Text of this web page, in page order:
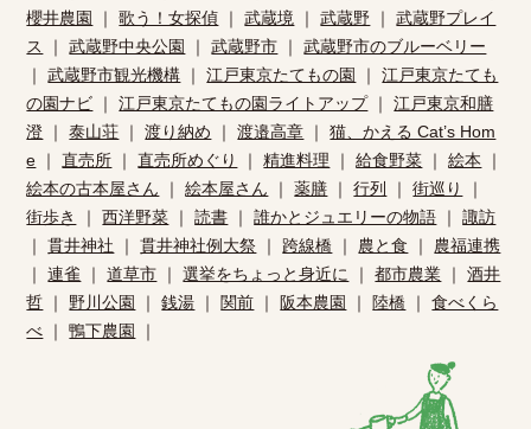
櫻井農園
｜歌う！女探偵 ｜武蔵境 ｜武蔵野 ｜武蔵野プレイ
ス
｜武蔵野中央公園 ｜武蔵野市 ｜武蔵野市のブルーベリー
｜武蔵野市観光機構 ｜江戸東京たてもの園 ｜江戸東京たても
の園ナビ ｜江戸東京たてもの園ライトアップ｜江戸東京和膳
澄 ｜泰山荘 ｜渡り納め ｜渡邉高章 ｜猫、かえる Cat’s Hom
e ｜直売所 ｜直売所めぐり ｜精進料理 ｜給食野菜 ｜絵本 ｜
絵本の古本屋さん ｜絵本屋さん ｜薬膳 ｜行列 ｜街巡り
｜
街歩き
｜西洋野菜 ｜読書 ｜誰かとジュエリーの物語 ｜諏訪
｜貫井神社 ｜貫井神社例大祭 ｜跨線橋 ｜ 農と食 ｜ 農福連携
｜連雀 ｜道草市 ｜選挙をちょっと身近に ｜都市農業 ｜酒井
哲 ｜ 野川公園 ｜銭湯 ｜ 関前 ｜ 阪本農園 ｜ 陸橋 ｜食べくら
べ ｜鴨下農園 ｜